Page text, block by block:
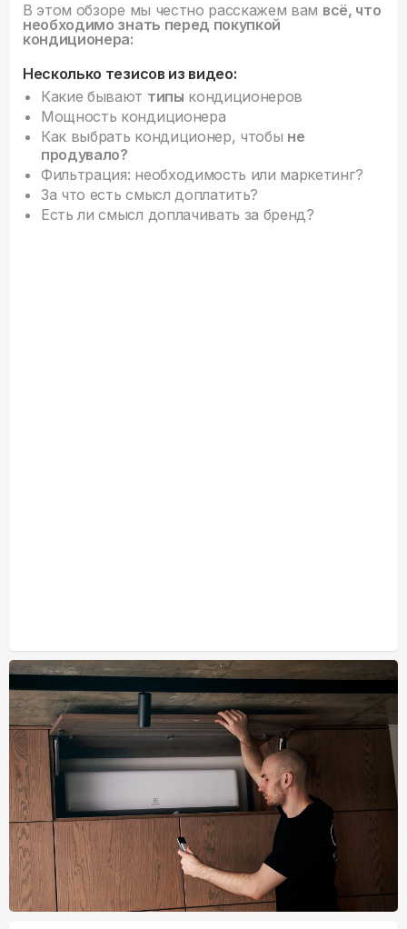
В этом обзоре мы честно расскажем вам всё, что
необходимо знать перед покупкой
кондиционера:
Несколько тезисов из видео:
Какие бывают типы кондиционеров
Мощность кондиционера
Как выбрать кондиционер, чтобы не
продувало?
Фильтрация: необходимость или маркетинг?
За что есть смысл доплатить?
Есть ли смысл доплачивать за бренд?